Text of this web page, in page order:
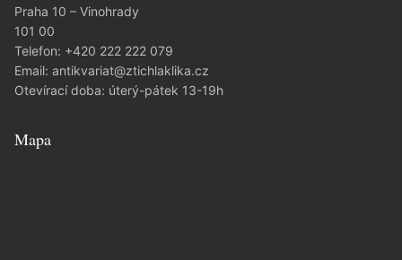
Praha 10 – Vinohrady
101 00
Telefon: +420 222 222 079
Email: antikvariat@ztichlaklika.cz
Otevírací doba: úterý-pátek 13-19h
Mapa